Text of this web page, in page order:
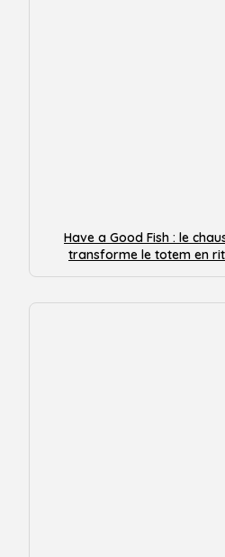
Have a Good Fish : le
transforme le totem en